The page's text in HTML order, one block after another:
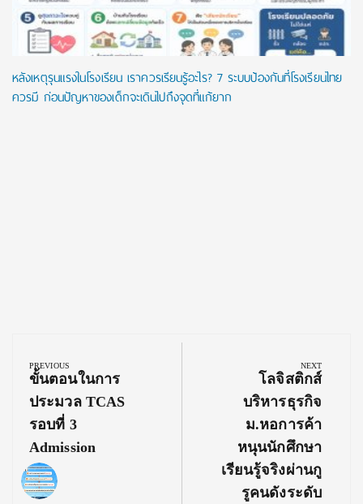
หลังเหตุรุนแรงในโรงเรียน เราควรเรียนรู้อะไร? 7 ระบบป้องกันที่โรงเรียนไทย
ควรมี ก่อนปัญหาของเด็กจะเดินไปถึงจุดที่แก้ยาก
navigation
PREVIOUS
Previous
Post:
ขั้นตอนในการ
ประมวล TCAS
รอบที่ 3
Admission
NEXT
Next
Post:
โลจิสติกส์
บริหารธุรกิจ
ม.หอการค้า
หนุนนักศึกษา
เรียนรู้จริงผ่านกู
รูคนดังระดับ